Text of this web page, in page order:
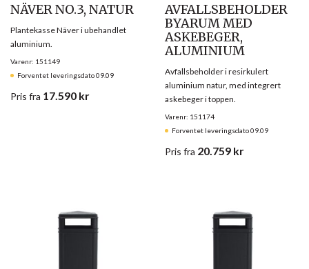
NÄVER NO.3, NATUR
Varenr: 151149
Forventet leveringsdato 09.09
Plantekasse Näver i ubehandlet
aluminium.
Pris fra 17.590 kr
AVFALLSBEHOLDER
BYARUM MED
ASKEBEGER,
ALUMINIUM
Varenr: 151174
Forventet leveringsdato 09.09
Avfallsbeholder i resirkulert
aluminium natur, med integrert
askebeger i toppen.
Pris fra 20.759 kr